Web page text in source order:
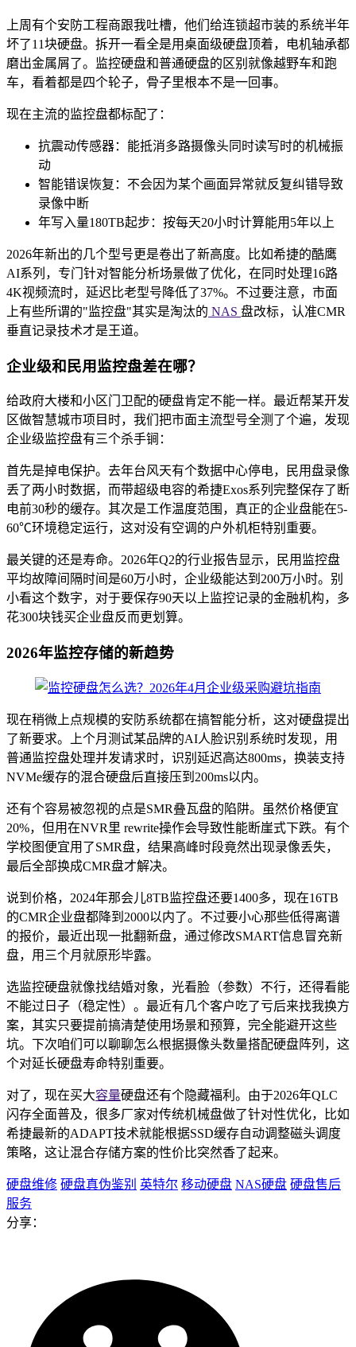
上周有个安防工程商跟我吐槽，他们给连锁超市装的系统半年
坏了11块硬盘。拆开一看全是用桌面级硬盘顶着，电机轴承都
磨出金属屑了。监控硬盘和普通硬盘的区别就像越野车和跑
车，看着都是四个轮子，骨子里根本不是一回事。
现在主流的监控盘都标配了：
抗震动传感器：能抵消多路摄像头同时读写时的机械振
动
智能错误恢复：不会因为某个画面异常就反复纠错导致
录像中断
年写入量180TB起步：按每天20小时计算能用5年以上
2026年新出的几个型号更是卷出了新高度。比如希捷的酷鹰
AI系列，专门针对智能分析场景做了优化，在同时处理16路
4K视频流时，延迟比老型号降低了37%。不过要注意，市面
上有些所谓的"监控盘"其实是淘汰的 NAS 盘改标，认准CMR
垂直记录技术才是王道。
企业级和民用监控盘差在哪？
给政府大楼和小区门卫配的硬盘肯定不能一样。最近帮某开发
区做智慧城市项目时，我们把市面主流型号全测了个遍，发现
企业级监控盘有三个杀手锏：
首先是掉电保护。去年台风天有个数据中心停电，民用盘录像
丢了两小时数据，而带超级电容的希捷Exos系列完整保存了断
电前30秒的缓存。其次是工作温度范围，真正的企业盘能在5-
60℃环境稳定运行，这对没有空调的户外机柜特别重要。
最关键的还是寿命。2026年Q2的行业报告显示，民用监控盘
平均故障间隔时间是60万小时，企业级能达到200万小时。别
小看这个数字，对于要保存90天以上监控记录的金融机构，多
花300块钱买企业盘反而更划算。
2026年监控存储的新趋势
现在稍微上点规模的安防系统都在搞智能分析，这对硬盘提出
了新要求。上个月测试某品牌的AI人脸识别系统时发现，用
普通监控盘处理并发请求时，识别延迟高达800ms，换装支持
NVMe缓存的混合硬盘后直接压到200ms以内。
还有个容易被忽视的点是SMR叠瓦盘的陷阱。虽然价格便宜
20%，但用在NVR里 rewrite操作会导致性能断崖式下跌。有个
学校图便宜用了SMR盘，结果高峰时段竟然出现录像丢失，
最后全部换成CMR盘才解决。
说到价格，2024年那会儿8TB监控盘还要1400多，现在16TB
的CMR企业盘都降到2000以内了。不过要小心那些低得离谱
的报价，最近出现一批翻新盘，通过修改SMART信息冒充新
盘，用三个月就原形毕露。
选监控硬盘就像找结婚对象，光看脸（参数）不行，还得看能
不能过日子（稳定性）。最近有几个客户吃了亏后来找我换方
案，其实只要提前搞清楚使用场景和预算，完全能避开这些
坑。下次咱们可以聊聊怎么根据摄像头数量搭配硬盘阵列，这
个对延长硬盘寿命特别重要。
对了，现在买大容量硬盘还有个隐藏福利。由于2026年QLC
闪存全面普及，很多厂家对传统机械盘做了针对性优化，比如
希捷最新的ADAPT技术就能根据SSD缓存自动调整磁头调度
策略，这让混合存储方案的性价比突然香了起来。
硬盘维修 硬盘真伪鉴别 英特尔 移动硬盘 NAS硬盘 硬盘售后
服务
分享：